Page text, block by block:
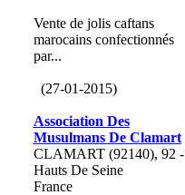
Vente de jolis caftans
marocains confectionnés
par...
(27-01-2015)
Association Des
Musulmans De Clamart
CLAMART (92140), 92 -
Hauts De Seine
France